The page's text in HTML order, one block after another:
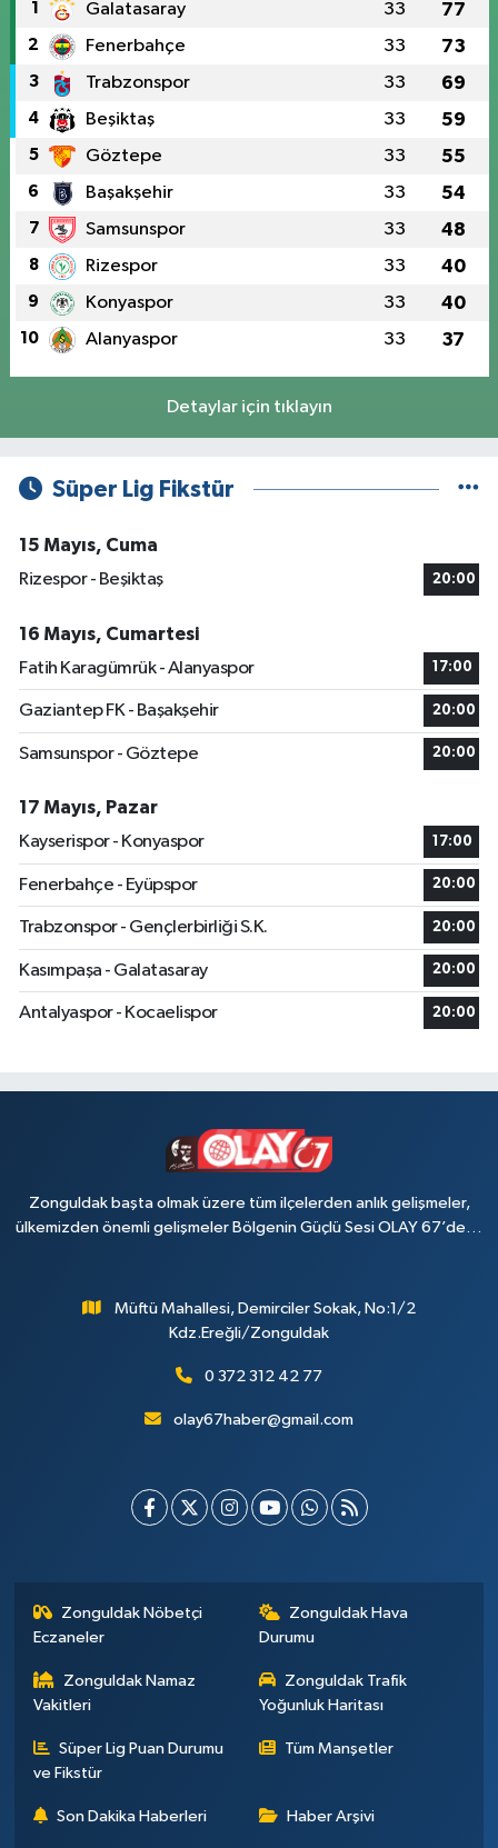
1 Galatasaray 33 77
2 Fenerbahçe 33 73
3 Trabzonspor 33 69
4 Beşiktaş 33 59
5 Göztepe 33 55
6 Başakşehir 33 54
7 Samsunspor 33 48
8 Rizespor 33 40
9 Konyaspor 33 40
10 Alanyaspor 33 37
Detaylar için tıklayın
Süper Lig Fikstür
15 Mayıs, Cuma
Rizespor - Beşiktaş
20:00
16 Mayıs, Cumartesi
Fatih Karagümrük - Alanyaspor
17:00
Gaziantep FK - Başakşehir 20:00
Samsunspor - Göztepe 20:00
17 Mayıs, Pazar
Kayserispor - Konyaspor
17:00
Fenerbahçe - Eyüpspor 20:00
Trabzonspor - Gençlerbirliği S.K. 20:00
Kasımpaşa - Galatasaray 20:00
Antalyaspor - Kocaelispor 20:00
Zonguldak başta olmak üzere tüm ilçelerden anlık gelişmeler,
ülkemizden önemli gelişmeler Bölgenin Güçlü Sesi OLAY 67’de…
Müftü Mahallesi, Demirciler Sokak, No:1/2
Kdz.Ereğli/Zonguldak
0 372 312 42 77
olay67haber@gmail.com
Zonguldak Nöbetçi
Eczaneler
Zonguldak Hava
Durumu
Zonguldak Namaz
Vakitleri
Zonguldak Trafik
Yoğunluk Haritası
Süper Lig Puan Durumu
ve Fikstür
Tüm Manşetler
Son Dakika Haberleri Haber Arşivi